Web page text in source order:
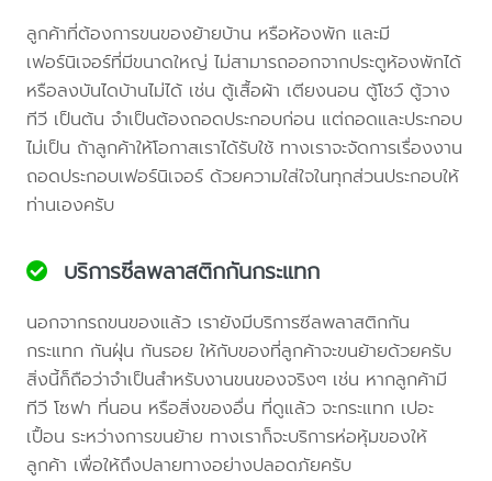
ลูกค้าที่ต้องการขนของย้ายบ้าน หรือห้องพัก และมี
เฟอร์นิเจอร์ที่มีขนาดใหญ่ ไม่สามารถออกจากประตูห้องพักได้
หรือลงบันไดบ้านไม่ได้ เช่น ตู้เสื้อผ้า เตียงนอน ตู้โชว์ ตู้วาง
ทีวี เป็นต้น จำเป็นต้องถอดประกอบก่อน แต่ถอดและประกอบ
ไม่เป็น ถ้าลูกค้าให้โอกาสเราได้รับใช้ ทางเราจะจัดการเรื่องงาน
ถอดประกอบเฟอร์นิเจอร์ ด้วยความใส่ใจในทุกส่วนประกอบให้
ท่านเองครับ
บริการซีลพลาสติกกันกระแทก
นอกจากรถขนของแล้ว เรายังมีบริการซีลพลาสติกกัน
กระแทก กันฝุ่น กันรอย ให้กับของที่ลูกค้าจะขนย้ายด้วยครับ
สิ่งนี้ก็ถือว่าจำเป็นสำหรับงานขนของจริงๆ เช่น หากลูกค้ามี
ทีวี โซฟา ที่นอน หรือสิ่งของอื่น ที่ดูแล้ว จะกระแทก เปอะ
เปื้อน ระหว่างการขนย้าย ทางเราก็จะบริการห่อหุ้มของให้
ลูกค้า เพื่อให้ถึงปลายทางอย่างปลอดภัยครับ